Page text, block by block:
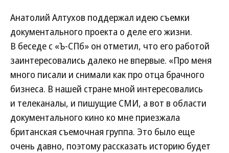
Анатолий Алтухов поддержал идею съемки
документального проекта о деле его жизни.
В беседе с «Ъ-СПб» он отметил, что его работой
заинтересовались далеко не впервые. «Про меня
много писали и снимали как про отца брачного
бизнеса. В нашей стране мной интересовались
и телеканалы, и пишущие СМИ, а вот в области
документального кино ко мне приезжала
британская съемочная группа. Это было еще
очень давно, поэтому рассказать историю будет